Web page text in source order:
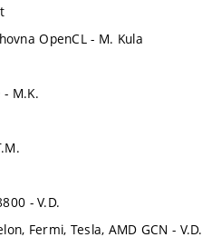
OpenCL - M. Kula
M.K.
- V.D.
Fermi, Tesla, AMD GCN - V.D.